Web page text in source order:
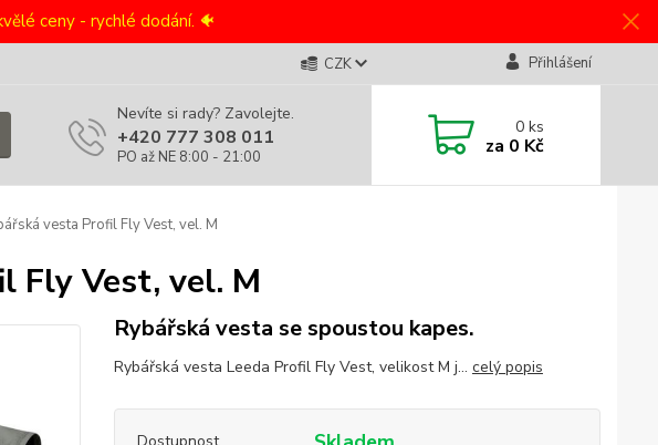
ceny - rychlé dodání. 🐠
CZK Přihlášení
Nevíte si rady? Zavolejte.
+420 777 308 011
PO až NE 8:00 - 21:00
0ks
za 0 Kč
vesta Profil Fly Vest, vel. M
Fly Vest, vel. M
Rybářská vesta se spoustou kapes.
Rybářská vesta Leeda Profil Fly Vest, velikost M j... celý popis